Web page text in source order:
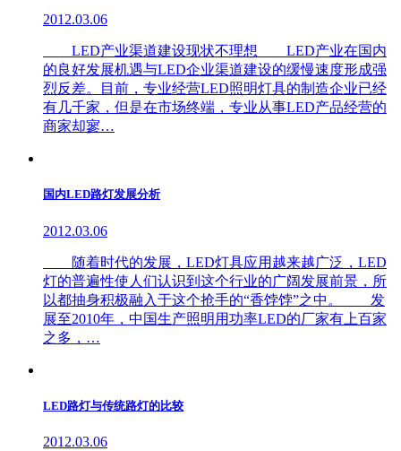
2012.03.06
LED产业渠道建设现状不理想 LED产业在国内
的良好发展机遇与LED企业渠道建设的缓慢速度形成强
烈反差。目前，专业经营LED照明灯具的制造企业已经
有几千家，但是在市场终端，专业从事LED产品经营的
商家却寥…
国内LED路灯发展分析
2012.03.06
随着时代的发展，LED灯具应用越来越广泛，LED
灯的普遍性使人们认识到这个行业的广阔发展前景，所
以都抽身积极融入于这个抢手的“香饽饽”之中。 发
展至2010年，中国生产照明用功率LED的厂家有上百家
之多，…
LED路灯与传统路灯的比较
2012.03.06